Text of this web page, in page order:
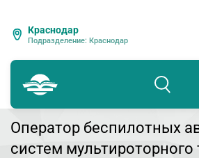
Краснодар
Подразделение: Краснодар
Оператор беспилотных
систем мультироторного